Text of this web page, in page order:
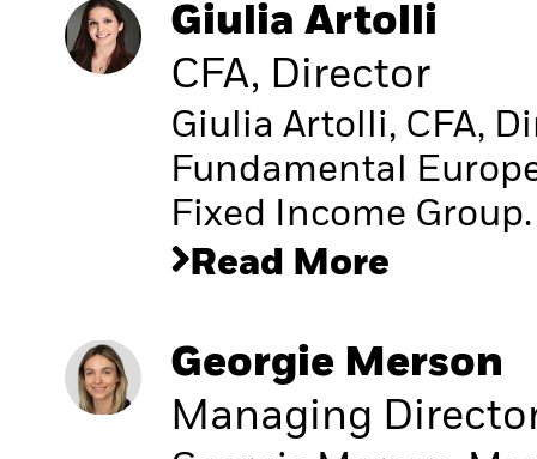
Giulia Artolli
CFA, Director
Giulia Artolli, CFA,
Fundamental
Fixed Income Group.
Read More
Georgie Merson
Managing